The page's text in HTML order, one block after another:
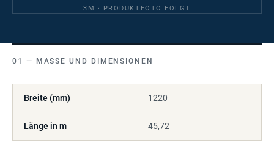
3M · PRODUKTFOTO FOLGT
MASSE UND DIMENSIONEN
Breite (mm) 1220
Länge in m 45,72